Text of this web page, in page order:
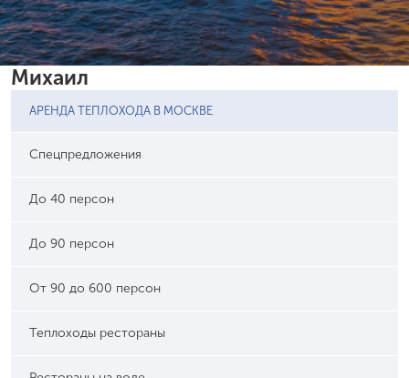
Михаил
АРЕНДА ТЕПЛОХОДА В МОСКВЕ
Спецпредложения
До 40 персон
До 90 персон
От 90 до 600 персон
Теплоходы рестораны